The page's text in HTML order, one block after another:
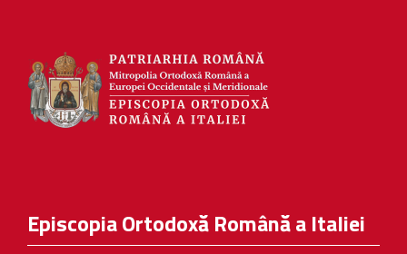
Episcopia Ortodoxă Română a Italiei